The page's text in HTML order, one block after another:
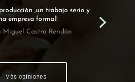
,un trabajo serio y
empresa formal!
Miguel Castro Rendón
Más opiniones